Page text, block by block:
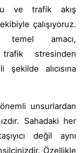
ve trafik akış
çalışıyoruz.
temel amacı,
stresinden
şekilde alıcısına
unsurlardan
Sahadaki her
değil aynı
Özellikle